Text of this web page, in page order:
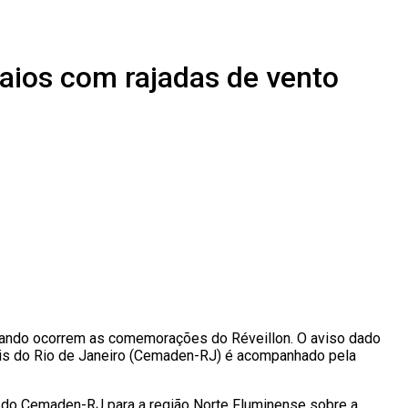
com rajadas de vento
ocorrem as comemorações do Réveillon. O aviso dado
Rio de Janeiro (Cemaden-RJ) é acompanhado pela